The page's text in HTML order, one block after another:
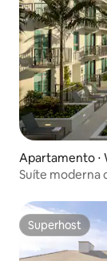
Apartamento ⋅
Suíte moderna
Superhost
Superhost